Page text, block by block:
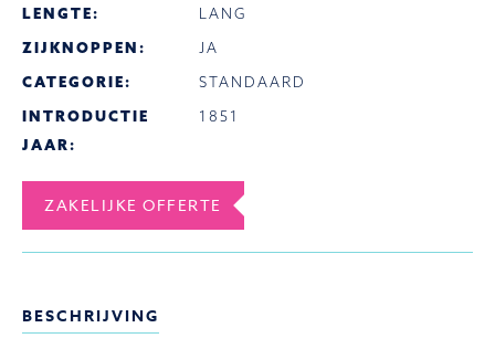
LENGTE:
LANG
ZIJKNOPPEN:
JA
CATEGORIE:
STANDAARD
INTRODUCTIE
JAAR:
1851
ZAKELIJKE OFFERTE
BESCHRIJVING